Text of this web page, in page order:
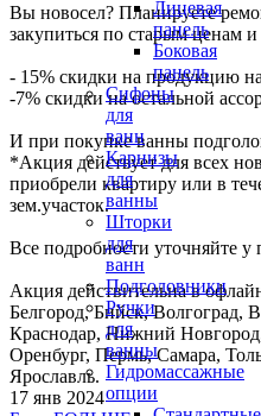
Лицевая
панель
Боковая
панель
Сифоны
для
ванн
Карнизы
для
ванны
Шторки
для
ванн
Подголовники
Ручки
для
ванны
Гидромассажные
опции
Вы новосел? Планируете
закупиться по старым ценам
- 15% скидки на продукцию
-7% скидки на остальной
И при покупке ванны
*Акция действует для всех
приобрели квартиру или в
зем.участок.
Все подробности уточняйте у
Акция действительна в
Белгород, Бийск, Волгоград,
Краснодар, Нижний
Оренбург, Пермь, Самара,
Ярославль.
17 янв 2024